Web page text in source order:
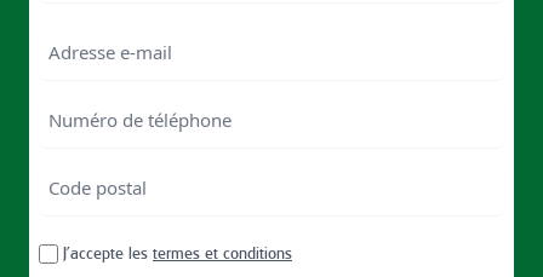
de
postal
postal
RGPDJ’accepte les termes et conditions